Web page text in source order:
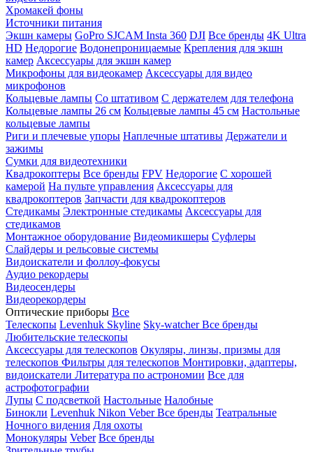
Хромакей фоны
Источники питания
Экшн камеры GoPro SJCAM Insta 360 DJI Все бренды 4K Ultra
HD Недорогие Водонепроницаемые Крепления для экшн
камер Аксессуары для экшн камер
Микрофоны для видеокамер Аксессуары для видео
микрофонов
Кольцевые лампы Со штативом C держателем для телефона
Кольцевые лампы 26 см Кольцевые лампы 45 см Настольные
кольцевые лампы
Риги и плечевые упоры Наплечные штативы Держатели и
зажимы
Сумки для видеотехники
Квадрокоптеры Все бренды FPV Недорогие С хорошей
камерой На пульте управления Аксессуары для
квадрокоптеров Запчасти для квадрокоптеров
Стедикамы Электронные стедикамы Аксессуары для
стедикамов
Монтажное оборудование Видеомикшеры Суфлеры
Слайдеры и рельсовые системы
Видоискатели и фоллоу-фокусы
Аудио рекордеры
Видеосендеры
Видеорекордеры
Оптические приборы Все
Телескопы Levenhuk Skyline Sky-watcherВсе бренды
Любительские телескопы
Аксессуары для телескопов Окуляры, линзы, призмы для
телескопов Фильтры для телескопов Монтировки, адаптеры,
видоискатели Литература по астрономии Все для
астрофотографии
Лупы С подсветкой Настольные Налобные
Бинокли Levenhuk Nikon VeberВсе бренды Театральные
Ночного видения Для охоты
Монокуляры Veber Все бренды